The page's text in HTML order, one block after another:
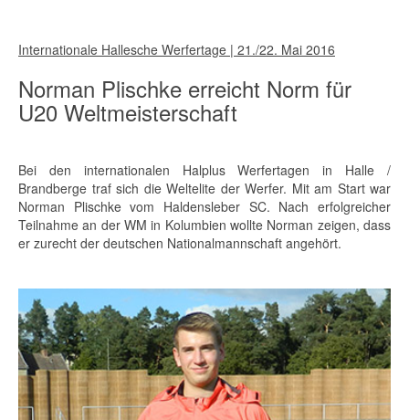
Internationale Hallesche Werfertage | 21./22. Mai 2016
Norman Plischke erreicht Norm für
U20 Weltmeisterschaft
Bei den internationalen Halplus Werfertagen in Halle /
Brandberge traf sich die Weltelite der Werfer. Mit am Start war
Norman Plischke vom Haldensleber SC. Nach erfolgreicher
Teilnahme an der WM in Kolumbien wollte Norman zeigen, dass
er zurecht der deutschen Nationalmannschaft angehört.